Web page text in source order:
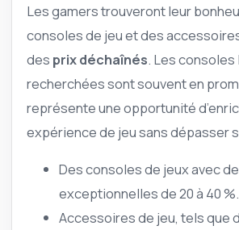
Les gamers trouveront leur
consoles de jeu et des
des prix déchaînés. Les consoles
recherchées sont souvent en
représente une opportunité
expérience de jeu sans dépasser
Des consoles de jeux avec
exceptionnelles de 20 à 40 %.
Accessoires de jeu, tels que